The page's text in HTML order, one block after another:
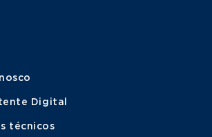
Digital
técnicos